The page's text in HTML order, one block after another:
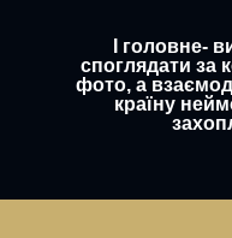
І головне-
споглядати за
фото, а
країну